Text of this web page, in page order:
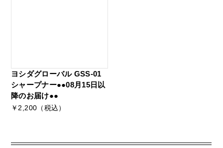
ヨシダグローバル GSS-01
シャープナー●●08月15日以
降のお届け●●
￥2,200（税込）